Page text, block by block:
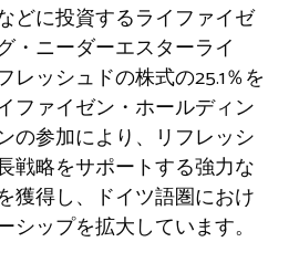
どに投資するライファイゼ
・ニーダーエスターライ
レッシュドの株式の25.1％を
ファイゼン・ホールディン
の参加により、リフレッシ
戦略をサポートする強力な
獲得し、ドイツ語圏におけ
シップを拡大しています。